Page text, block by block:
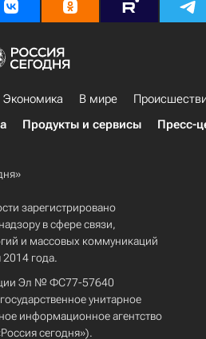
Экономика В мире
Продукты и сервисы Пресс-
зарегистрировано
в сфере связи,
и массовых коммуникаций
года.
Эл № ФС77-57640
унитарное
информационное агентство
сегодня»).